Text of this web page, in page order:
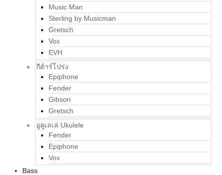
Music Man
Sterling by Musicman
Gretsch
Vox
EVH
กีต้าร์โปร่ง
Epiphone
Fender
Gibson
Gretsch
อูคูเลเล่ Ukulele
Fender
Epiphone
Vox
Bass